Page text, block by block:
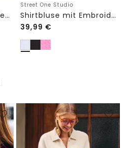
Basic Shirt mit Boat Neck und Elastikbund
Street One Studio
Shirtbluse mit Embroidery-Front
39,99 €